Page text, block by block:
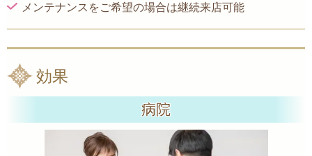
メンテナンスをご希望の場合は継続来店可能
効果
病院